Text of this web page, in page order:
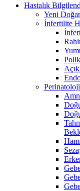
Hastalık
Yeni
İnfertilite